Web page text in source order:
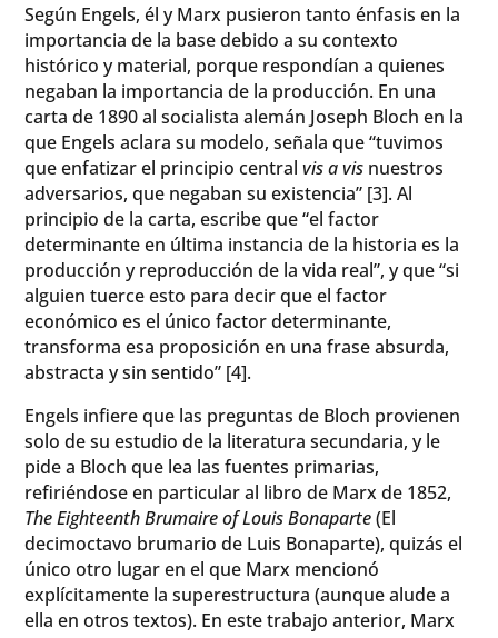
Según Engels, él y Marx pusieron tanto énfasis en la
importancia de la base debido a su contexto
histórico y material, porque respondían a quienes
negaban la importancia de la producción. En una
carta de 1890 al socialista alemán Joseph Bloch en la
que Engels aclara su modelo, señala que “tuvimos
que enfatizar el principio centralvis a vis nuestros
adversarios, que negaban su existencia” [3]. Al
principio de la carta, escribe que “el factor
determinante en última instancia de la historia es la
producción y reproducción de la vida real”, y que “si
alguien tuerce esto para decir que el factor
económico es el único factor determinante,
transforma esa proposición en una frase absurda,
abstracta y sin sentido” [4].
Engels infiere que las preguntas de Bloch provienen
solo de su estudio de la literatura secundaria, y le
pide a Bloch que lea las fuentes primarias,
refiriéndose en particular al libro de Marx de 1852,
The Eighteenth Brumaire of Louis Bonaparte(El
decimoctavo brumario de Luis Bonaparte), quizás el
único otro lugar en el que Marx mencionó
explícitamente la superestructura (aunque alude a
ella en otros textos). En este trabajo anterior, Marx